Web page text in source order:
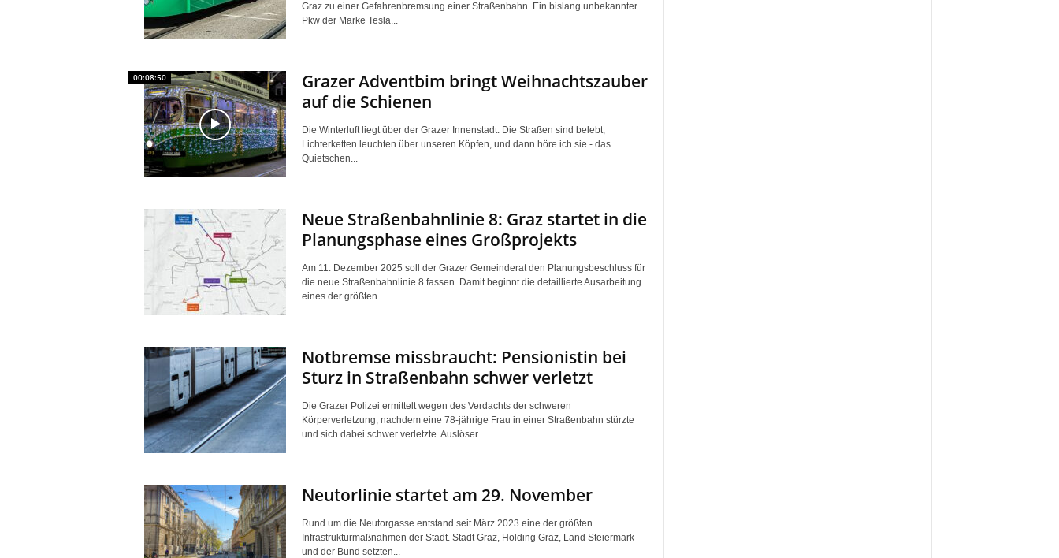
Graz zu einer Gefahrenbremsung einer Straßenbahn. Ein bislang unbekannter
Pkw der Marke Tesla...
00:08:50
Grazer Adventbim bringt Weihnachtszauber
auf die Schienen
Die Winterluft liegt über der Grazer Innenstadt. Die Straßen sind belebt,
Lichterketten leuchten über unseren Köpfen, und dann höre ich sie - das
Quietschen...
Neue Straßenbahnlinie 8: Graz startet in die
Planungsphase eines Großprojekts
Am 11. Dezember 2025 soll der Grazer Gemeinderat den Planungsbeschluss für
die neue Straßenbahnlinie 8 fassen. Damit beginnt die detaillierte Ausarbeitung
eines der größten...
Notbremse missbraucht: Pensionistin bei
Sturz in Straßenbahn schwer verletzt
Die Grazer Polizei ermittelt wegen des Verdachts der schweren
Körperverletzung, nachdem eine 78-jährige Frau in einer Straßenbahn stürzte
und sich dabei schwer verletzte. Auslöser...
Neutorlinie startet am 29. November
Rund um die Neutorgasse entstand seit März 2023 eine der größten
Infrastrukturmaßnahmen der Stadt. Stadt Graz, Holding Graz, Land Steiermark
und der Bund setzten...